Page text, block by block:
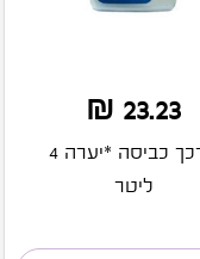
23.23 ₪
מרכך כביסה *יערה 4
ליטר